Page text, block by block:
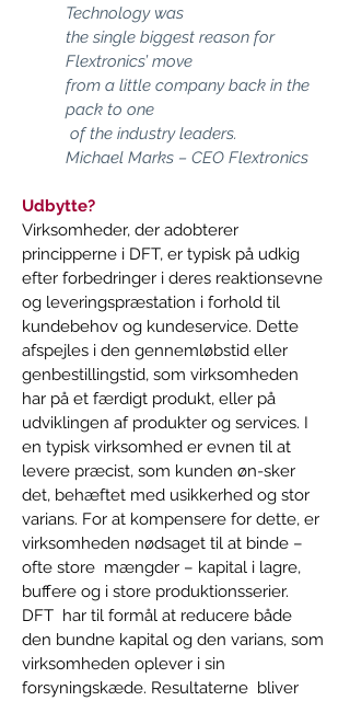
Technology was
the single biggest reason for
Flextronics’ move
from a little company back in the
pack to one
of the industry leaders.
Michael Marks – CEO Flextronics
Udbytte?
Virksomheder, der adobterer
principperne i DFT, er typisk på udkig
efter forbedringer i deres reaktionsevne
og leveringspræstation i forhold til
kundebehov og kundeservice. Dette
afspejles i den gennemløbstid eller
genbestillingstid, som virksomheden
har på et færdigt produkt, eller på
udviklingen af produkter og services. I
en typisk virksomhed er evnen til at
levere præcist, som kunden øn-sker
det, behæftet med usikkerhed og stor
varians. For at kompensere for dette, er
virksomheden nødsaget til at binde –
ofte store  mængder – kapital i lagre,
buffere og i store produktionsserier.
DFT  har til formål at reducere både
den bundne kapital og den varians, som
virksomheden oplever i sin
forsyningskæde. Resultaterne  bliver